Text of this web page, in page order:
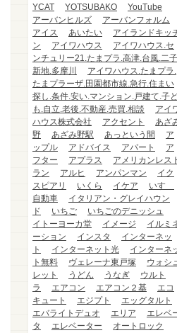
YCAT
YOTSUBAKO
YouTube
アーバンヒルズ
アーバンフォルム
アイス
あいたい
アイランドキッ
ン
アイワハウス
アイワハウス.セ
ンチュリー21.たまプラ.高津.台風.二子
新地.多摩川
アイワハウス.たまプラ.
たまプラーザ.田園都市線.急行.住まい
探し.条件.安い.マンション.戸建て.子
も.自立.老後.不動産.売買.相談
アイ
ハウス株式会社
アクセント
あざ
野
あざみ野駅 あっという間
ア
ップル
アドバイス アパート
ア
フター
アプラス
アメリカンレス
ラン
アルヒ アンパンマン
イク
スピアリ
いくら イケア
いすゞ
自動車
イタリアン・グレイハウン
ド
いちご
いちごのデニッシュ
イトーヨーカ堂
イメージ
イルミ
ーション
インスタ
インターネッ
ト
インターネット光
インターネ
ト無料
ヴェレーナ東戸塚
ウォシ
レット
うどん うなぎ
ウルト
ラ
エアコン エアコン２基
エコ
キュート
エジプト
エッグタルト
エバライトデュオ
エリア
エレベ
タ
エレベーター
オートロック